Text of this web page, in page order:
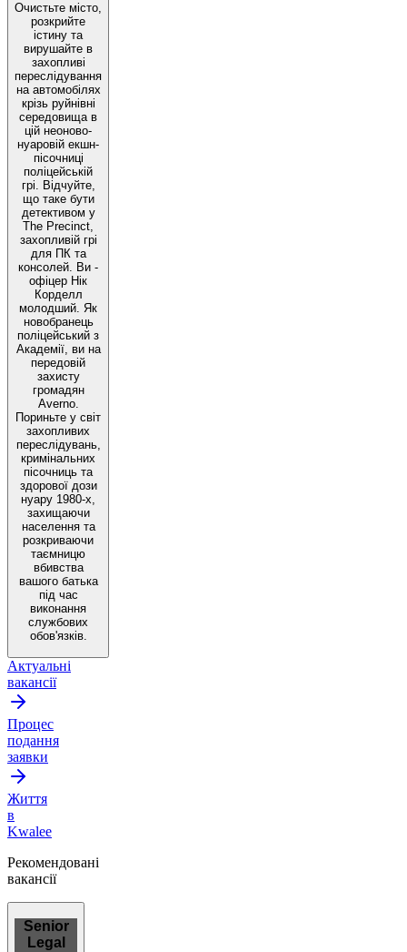
Очистьте місто,
розкрийте
істину та
вирушайте в
захопливі
переслідування
на автомобілях
крізь руйнівні
середовища в
цій неоново-
нуаровій екшн-
пісочниці
поліцейській
грі. Відчуйте,
що таке бути
детективом у
The Precinct,
захопливій грі
для ПК та
консолей. Ви -
офіцер Нік
Корделл
молодший. Як
новобранець
поліцейський з
Академії, ви на
передовій
захисту
громадян
Averno.
Пориньте у світ
захопливих
переслідувань,
кримінальних
пісочниць та
здорової дози
нуару 1980-х,
захищаючи
населення та
розкриваючи
таємницю
вбивства
вашого батька
під час
виконання
службових
обов'язків.
Актуальні
вакансії
Процес
подання
заявки
Життя
в
Kwalee
Рекомендовані
вакансії
Senior
Legal